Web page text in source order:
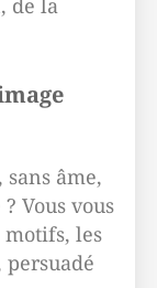
de la
âme,
Vous vous
motifs, les
persuadé